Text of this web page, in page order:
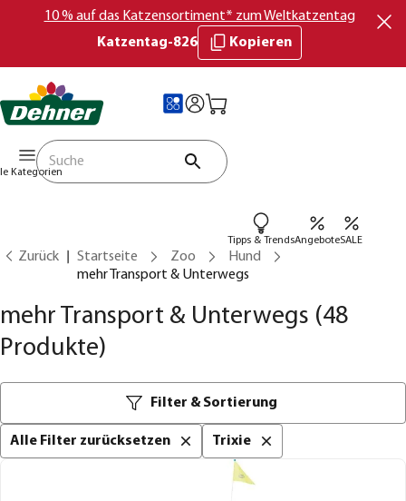
10 % auf das Katzensortiment* zum Weltkatzentag
Katzentag-826
Kopieren
Kategorien
Tipps & TrendsAngeboteSALE
Zurück Startseite Zoo
Hund
mehr Transport & Unterwegs
mehr Transport & Unterwegs (48
Produkte)
Filter & Sortierung
Alle Filter zurücksetzen Trixie